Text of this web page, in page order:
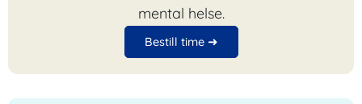
mental helse.
Bestill time ➜